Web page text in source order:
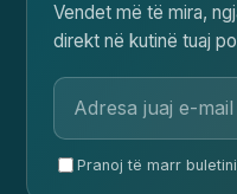
Vendet më të mira,
direkt në kutinë tuaj
Pranoj të marr